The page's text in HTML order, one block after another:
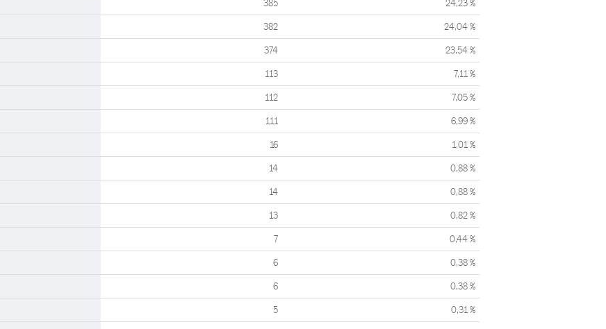
385 24,23 %
382 24,04 %
374 23,54 %
113 7,11 %
112 7,05 %
111 6,99 %
16 1,01 %
14 0,88 %
14 0,88 %
13 0,82 %
7 0,44 %
6 0,38 %
6 0,38 %
5 0,31 %